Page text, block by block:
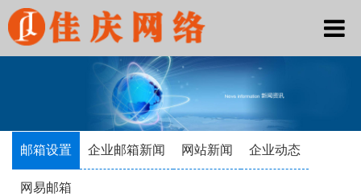
邮箱设置 企业邮箱新闻 网站新闻 企业动态
网易邮箱